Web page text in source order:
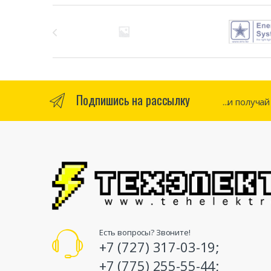
Подпишись на рассылку ...и получай
Есть вопросы? Звоните!
+7 (727) 317-03-19;
+7 (775) 255-55-44;